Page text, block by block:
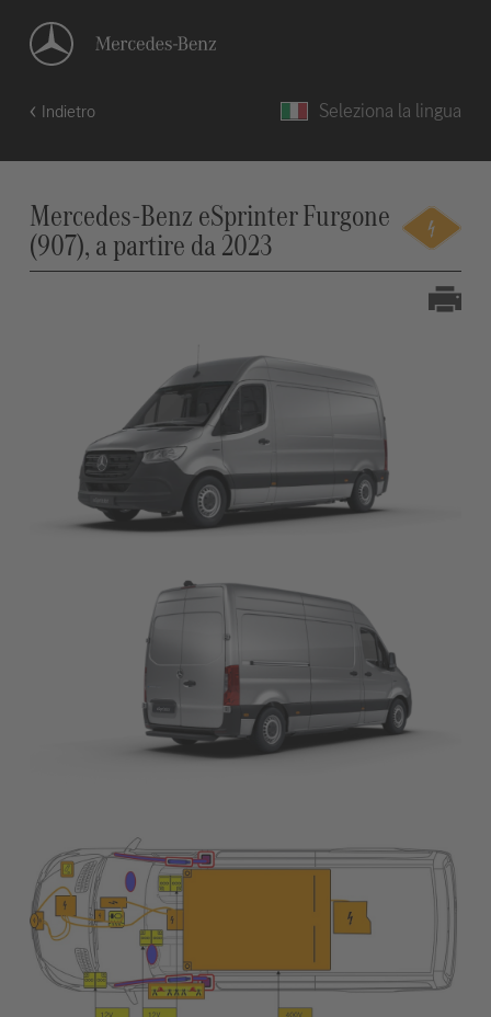
Indietro Seleziona la lingua
Mercedes-Benz eSprinter Furgone
(907), a partire da 2023